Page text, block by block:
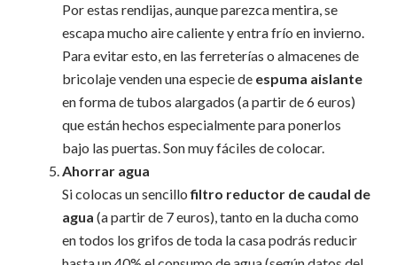
Por estas rendijas, aunque parezca mentira, se
escapa mucho aire caliente y entra frío en invierno.
Para evitar esto, en las ferreterías o almacenes de
bricolaje venden una especie de espuma aislante
en forma de tubos alargados (a partir de 6 euros)
que están hechos especialmente para ponerlos
bajo las puertas. Son muy fáciles de colocar.
Ahorrar agua
Si colocas un sencillofiltro reductor de caudal de
agua (a partir de 7 euros), tanto en la ducha como
en todos los grifos de toda la casa podrás reducir